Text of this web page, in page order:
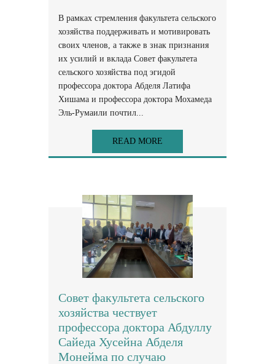
В рамках стремления факультета сельского
хозяйства поддерживать и мотивировать
своих членов, а также в знак признания
их усилий и вклада Совет факультета
сельского хозяйства под эгидой
профессора доктора Абделя Латифа
Хишама и профессора доктора Мохамеда
Эль-Румаили почтил...
READ MORE
Совет факультета сельского
хозяйства чествует
профессора доктора Абдуллу
Сайеда Хусейна Абделя
Монейма по случаю